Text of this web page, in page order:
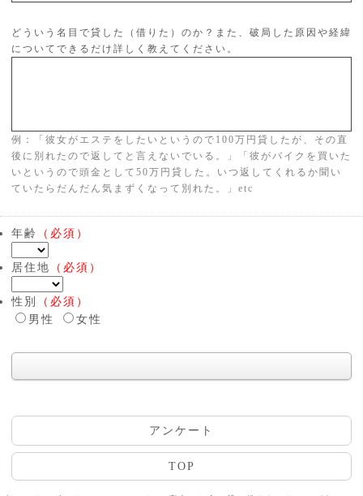
どういう名目で貸した（借りた）のか？また、破局した原因や経緯
についてできるだけ詳しく教えてください。
例：「彼女がエステをしたいというので100万円貸したが、その直
後に別れたので返してと言えないでいる。」「彼がバイクを買いた
いというので頭金として50万円貸した。いつ返してくれるか聞い
ていたらだんだん気まずくなって別れた。」etc
年齢 （必須）
居住地 （必須）
性別
（必須）
男性
女性
アンケート
TOP